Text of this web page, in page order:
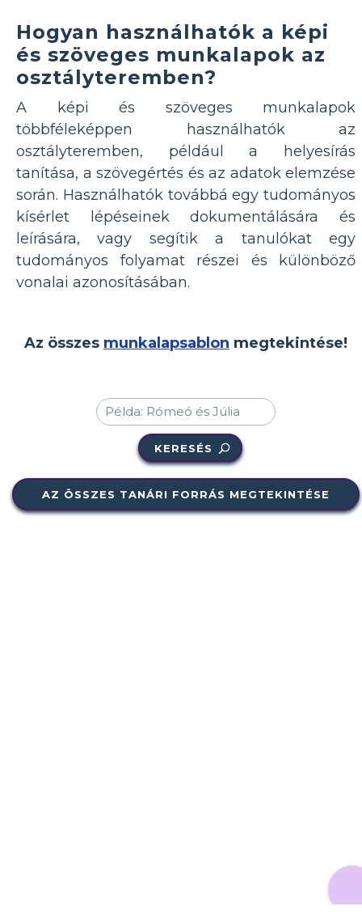
Hogyan használhatók a képi
és szöveges munkalapok az
osztályteremben?
A képi és szöveges munkalapok
többféleképpen használhatók az
osztályteremben, például a helyesírás
tanítása, a szövegértés és az adatok elemzése
során. Használhatók továbbá egy tudományos
kísérlet lépéseinek dokumentálására és
leírására, vagy segítik a tanulókat egy
tudományos folyamat részei és különböző
vonalai azonosításában.
Az összes munkalapsablon megtekintése!
KERESÉS
AZ ÖSSZES TANÁRI FORRÁS MEGTEKINTÉSE